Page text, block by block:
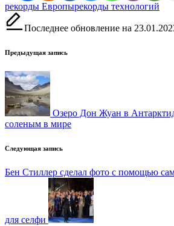
Метки:
рекорды Европырекорды технологий
Последнее обновление на
Навигация
записи
Предыдущая запись
Озеро Дон Жуан в
соленым в мире
Следующая запись
Бен Стиллер сделал фото с помощью
для селфи